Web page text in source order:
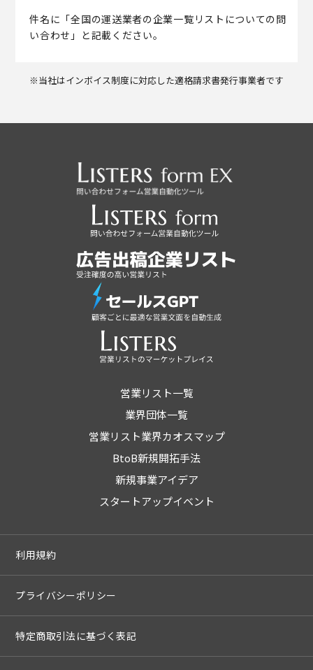
件名に「全国の運送業者の企業一覧リストについての問
い合わせ」と記載ください。
※当社はインボイス制度に対応した適格請求書発行事業者です
営業リスト一覧
業界団体一覧
営業リスト業界カオスマップ
BtoB新規開拓手法
新規事業アイデア
スタートアップイベント
利用規約
プライバシーポリシー
特定商取引法に基づく表記